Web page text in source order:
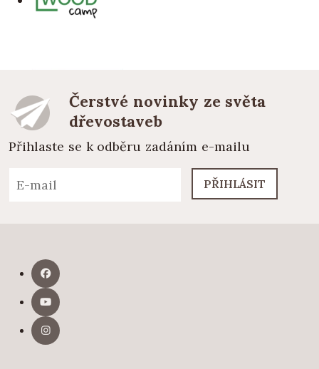
Čerstvé novinky ze světa
dřevostaveb
Přihlaste se k odběru zadáním e-mailu
PŘIHLÁSIT